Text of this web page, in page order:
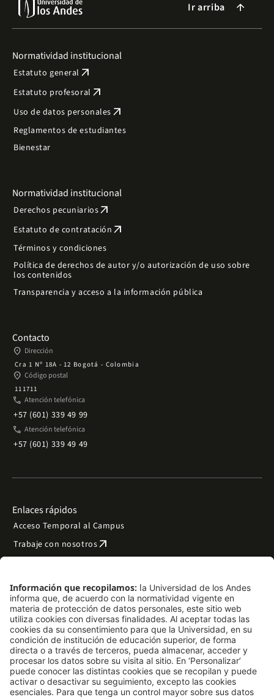
Ir arriba arrow_forward
Normatividad institucional
Estatuto general arrow_outward
Estatuto profesoral arrow_outward
Uso de datos personales arrow_outward
Reglamentos de estudiantes
Bienestar
Normatividad institucional
Derechos pecuniariosarrow_outward
Estatuto de contratación arrow_outward
Términos y condiciones
Política de derechos de autor y/o autorización de uso sobre
los contenidos
Transparencia y acceso a la información pública
Contacto
place Dirección
Cra 1 Nº 18A - 12 Bogotá - Colombia
place Código postal
111711
phone Atención telefónica
+57 (601) 339 49 99
phone Atención telefónica
+57 (601) 339 49 49
Enlaces rápidos
Acceso Temporal al Campus
Trabaje con nosotrosarrow_outward
Preguntas frecuentes
Filantropía y donacionesarrow_outward
Mapa del sitio arrow_outward
Síguenos
LinkedIn